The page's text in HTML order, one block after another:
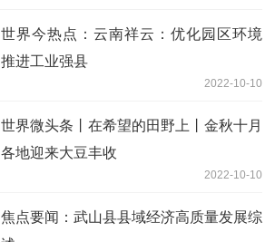
世界今热点：云南祥云：优化园区环境
推进工业强县
2022-10-10
世界微头条丨在希望的田野上丨金秋十月
各地迎来大豆丰收
2022-10-10
焦点要闻：武山县县域经济高质量发展综